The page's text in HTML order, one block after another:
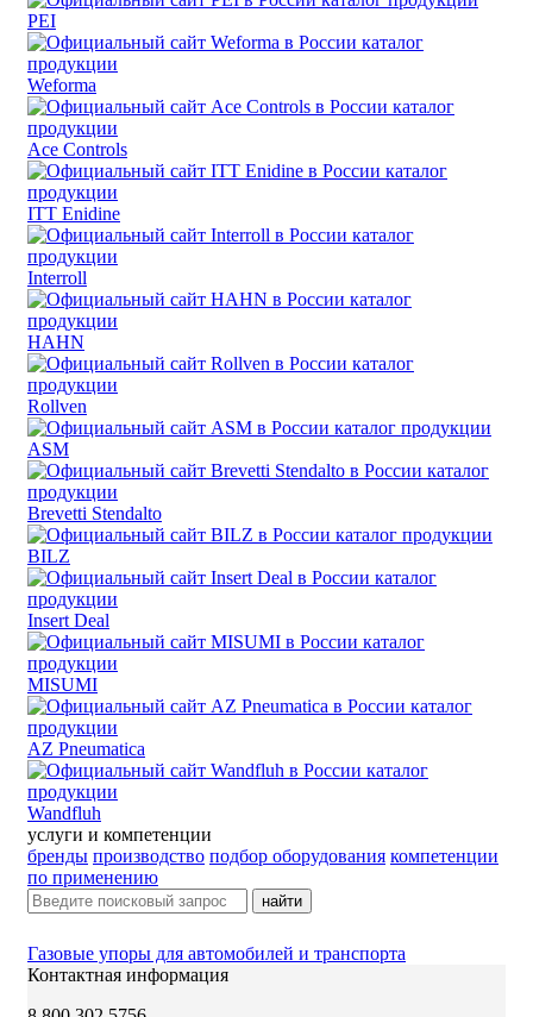
PEI
Weforma
Ace Controls
ITT Enidine
Interroll
HAHN
Rollven
ASM
Brevetti Stendalto
BILZ
Insert Deal
MISUMI
AZ Pneumatica
Wandfluh
услуги и компетенции
бренды производство подбор оборудования компетенции
по применению
найти
Газовые упоры для автомобилей и транспорта
Контактная информация